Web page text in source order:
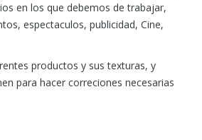
en los que debemos de trabajar,
espectaculos, publicidad, Cine,
productos y sus texturas, y
para hacer correciones necesarias